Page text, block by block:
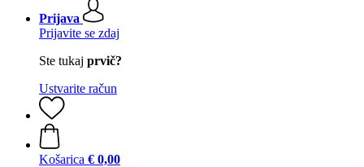
Prijava
Prijavite se zdaj
Ste tukaj prvič?
Ustvarite račun
Košarica € 0,00